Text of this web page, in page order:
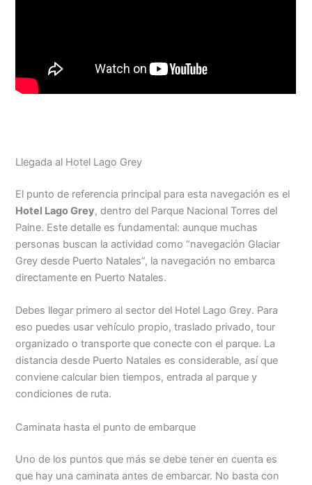
Llegada al Hotel Lago Grey
El punto de referencia principal para esta navegación es el
Hotel Lago Grey, dentro del Parque Nacional Torres del
Paine. Este detalle es fundamental: aunque muchas
personas buscan la actividad como “navegación Glaciar
Grey desde Puerto Natales”, la navegación no embarca
directamente en Puerto Natales.
Debes llegar primero al sector del Hotel Lago Grey. Para
eso puedes usar vehículo propio, traslado privado, tour
organizado o transporte que conecte con el parque. La
distancia desde Puerto Natales es considerable, así que
conviene calcular bien tiempos, entrada al parque y
condiciones de ruta.
Caminata hasta el punto de embarque
Uno de los puntos que más se debe tener en cuenta es
que hay una caminata antes de embarcar. No basta con